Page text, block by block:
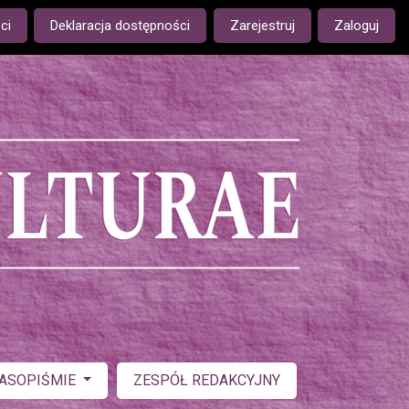
is: Deklaracja dostępności Zarejestruj Zaloguj
ZESPÓŁ REDAKCYJNY